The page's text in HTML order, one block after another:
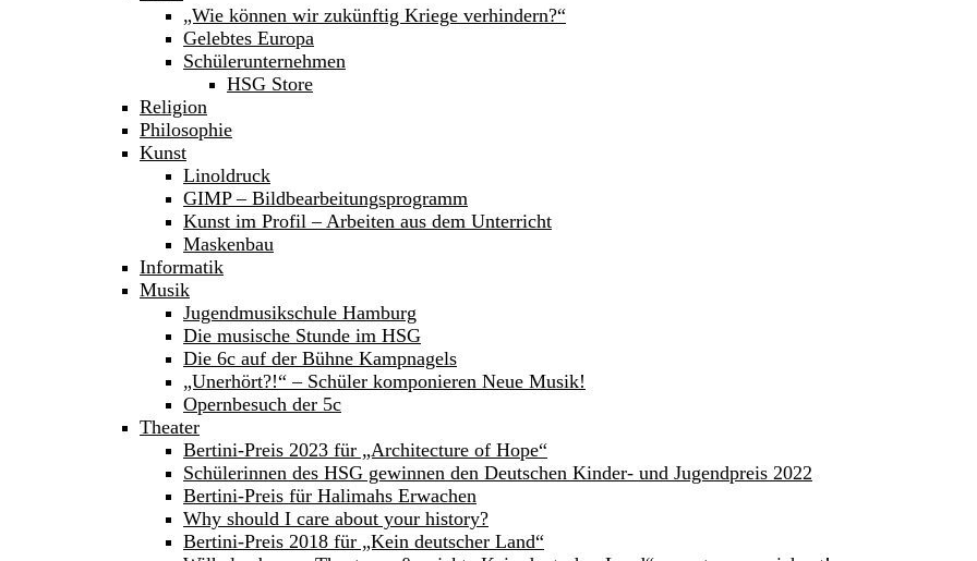
„Wie können wir zukünftig Kriege verhindern?“
Gelebtes Europa
Schülerunternehmen
HSG Store
Religion
Philosophie
Kunst
Linoldruck
GIMP – Bildbearbeitungsprogramm
Kunst im Profil – Arbeiten aus dem Unterricht
Maskenbau
Informatik
Musik
Jugendmusikschule Hamburg
Die musische Stunde im HSG
Die 6c auf der Bühne Kampnagels
„Unerhört?!“ – Schüler komponieren Neue Musik!
Opernbesuch der 5c
Theater
Bertini-Preis 2023 für „Architecture of Hope“
Schülerinnen des HSG gewinnen den Deutschen Kinder- und Jugendpreis 2022
Bertini-Preis für Halimahs Erwachen
Why should I care about your history?
Bertini-Preis 2018 für „Kein deutscher Land“